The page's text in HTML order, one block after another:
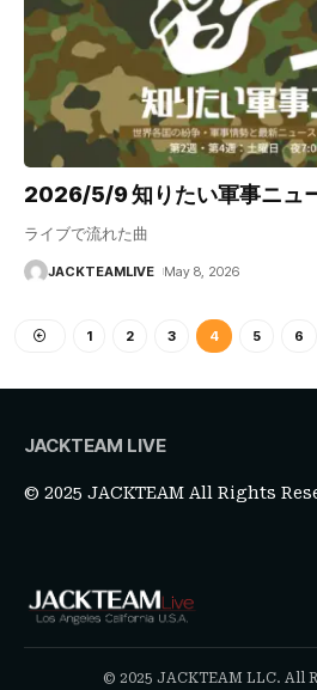
2026/5/9 知りたい軍事ニュ
ライブで流れた曲
JACKTEAMLIVE May 8, 2026
1 2 3 4 5 6
JACKTEAM LIVE
© 2025 JACKTEAM All Rights
© 2025 JACKTEAM LLC. All